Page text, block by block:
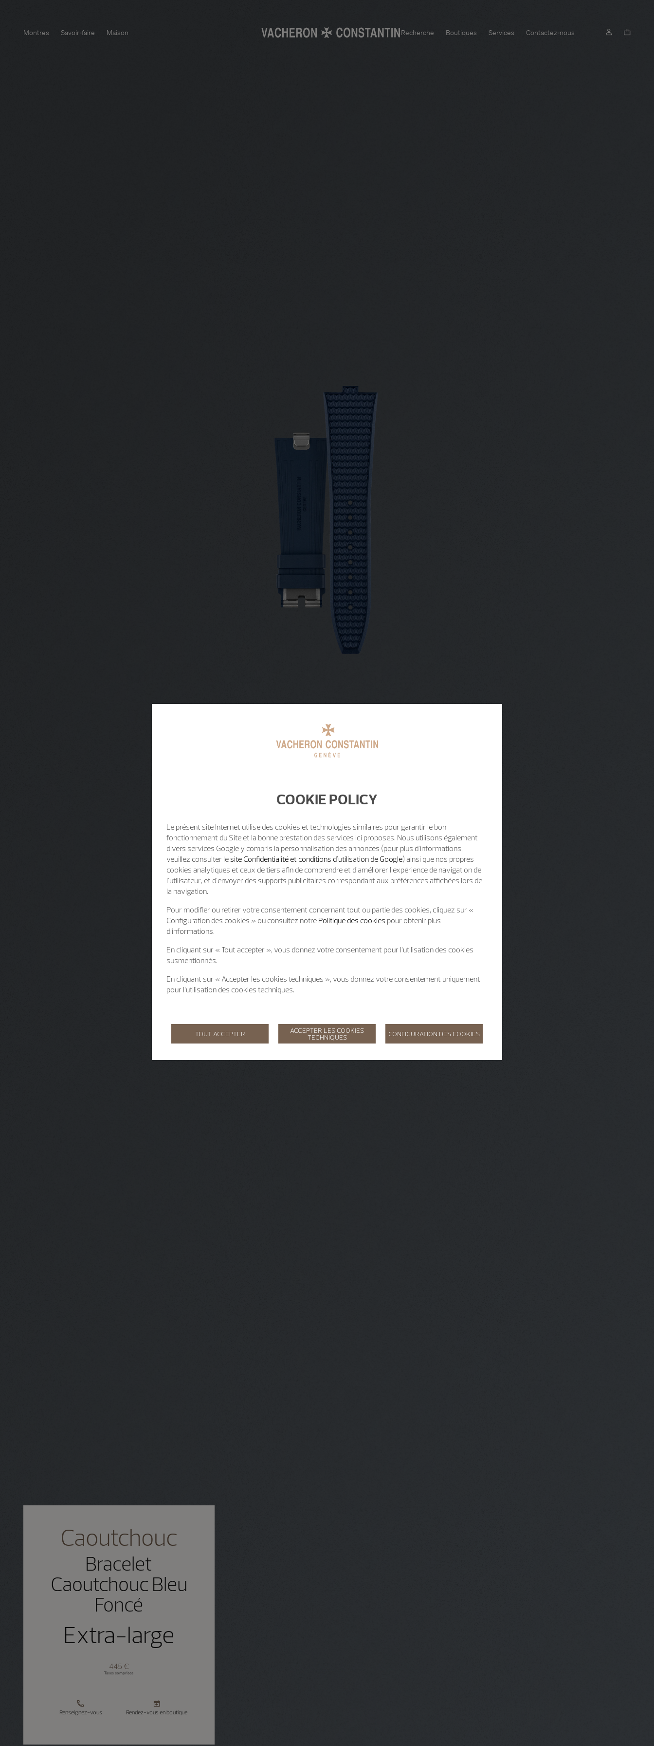
Montres Savoir-faire Maison Recherche Boutiques Services Contactez-nous
Caoutchouc
Bracelet
Caoutchouc Bleu
Foncé
Extra-large
445 €
Taxes comprises
Renseignez-vous Rendez-vous en boutique
COOKIE POLICY
Le présent site Internet utilise des cookies et technologies similaires pour garantir le bon
fonctionnement du Site et la bonne prestation des services ici proposes. Nous utilisons également
divers services Google y compris la personnalisation des annonces (pour plus d'informations,
veuillez consulter le site Confidentialité et conditions d'utilisation de Google) ainsi que nos propres
cookies analytiques et ceux de tiers afin de comprendre et d'améliorer l'expérience de navigation de
l'utilisateur, et d'envoyer des supports publicitaires correspondant aux préférences affichées lors de
la navigation.
Pour modifier ou retirer votre consentement concernant tout ou partie des cookies, cliquez sur «
Configuration des cookies » ou consultez notre Politique des cookies pour obtenir plus
d’informations.
En cliquant sur « Tout accepter », vous donnez votre consentement pour l’utilisation des cookies
susmentionnés.
En cliquant sur « Accepter les cookies techniques », vous donnez votre consentement uniquement
pour l’utilisation des cookies techniques.
TOUT ACCEPTER ACCEPTER LES COOKIES
TECHNIQUES CONFIGURATION DES COOKIES